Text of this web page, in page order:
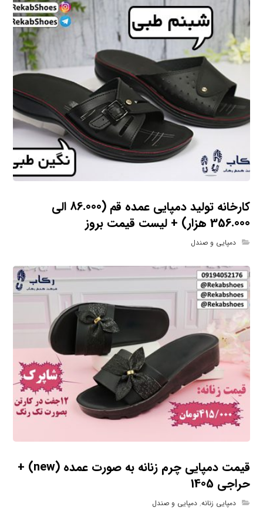
کارخانه تولید دمپایی عمده قم (86.000 الی
356.000 هزار) + لیست قیمت بروز
دمپایی و صندل
قیمت دمپایی چرم زنانه به صورت عمده (new) +
حراجی 1405
دمپایی زنانه,دمپایی و صندل